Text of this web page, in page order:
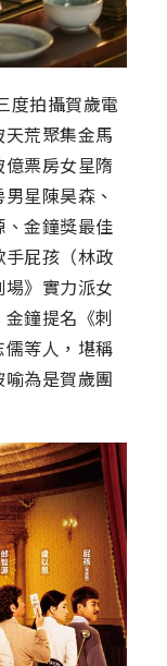
度拍攝賀歲電
荒聚集金馬
票房女星隋
星陳昊森、
、金鐘獎最佳
屁孩（林政
》實力派女
鐘提名《刺
等人，堪稱
為是賀歲團